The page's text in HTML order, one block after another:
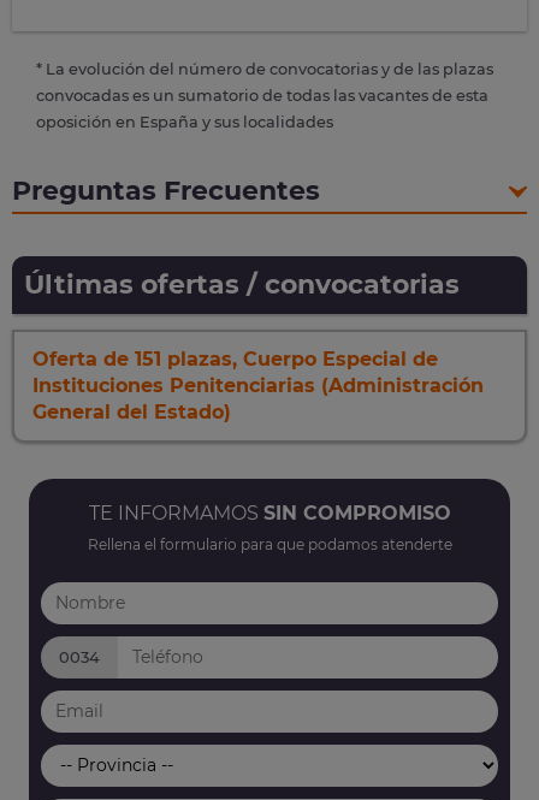
* La evolución del número de convocatorias y de las plazas
convocadas es un sumatorio de todas las vacantes de esta
oposición en España y sus localidades
Preguntas Frecuentes
Últimas ofertas / convocatorias
Oferta de 151 plazas, Cuerpo Especial de
Instituciones Penitenciarias (Administración
General del Estado)
TE INFORMAMOS SIN COMPROMISO
Rellena el formulario para que podamos atenderte
0034